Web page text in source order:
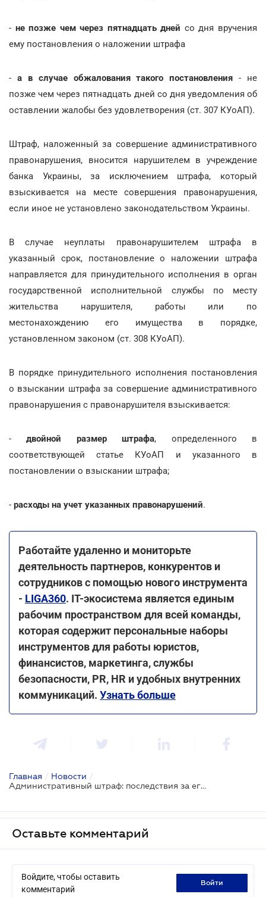
- не позже чем через пятнадцать дней со дня вручения
ему постановления о наложении штрафа
- а в случае обжалования такого постановления - не
позже чем через пятнадцать дней со дня уведомления об
оставлении жалобы без удовлетворения (ст. 307 КУоАП).
Штраф, наложенный за совершение административного
правонарушения, вносится нарушителем в учреждение
банка Украины, за исключением штрафа, который
взыскивается на месте совершения правонарушения,
если иное не установлено законодательством Украины.
В случае неуплаты правонарушителем штрафа в
указанный срок, постановление о наложении штрафа
направляется для принудительного исполнения в орган
государственной исполнительной службы по месту
жительства нарушителя, работы или по
местонахождению его имущества в порядке,
установленном законом (ст. 308 КУоАП).
В порядке принудительного исполнения постановления
о взыскании штрафа за совершение административного
правонарушения с правонарушителя взыскивается:
-двойной размер штрафа, определенного в
соответствующей статье КУоАП и указанного в
постановлении о взыскании штрафа;
- расходы на учет указанных правонарушений.
Работайте удаленно и мониторьте
деятельность партнеров, конкурентов и
сотрудников с помощью нового инструмента
- LIGA360. IT-экосистема является единым
рабочим пространством для всей команды,
которая содержит персональные наборы
инструментов для работы юристов,
финансистов, маркетинга, службы
безопасности, PR, HR и удобных внутренних
коммуникаций. Узнать больше
Главная / Новости /
Административный штраф: последствия за его неуплату для нарушителя
Оставьте комментарий
Войдите, чтобы оставить
комментарий
войти